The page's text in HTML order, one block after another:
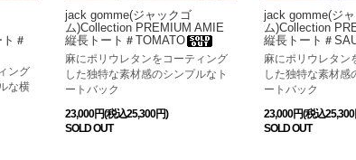
＃
ング
な横
jack gomme(ジャックゴ
ム)Collection PREMIUM AMIE
縦長トート＃TOMATO
麻にポリウレタンをコーティング
した独特な素材感のシンプルなト
ートバック
23,000円(税込25,300円)
SOLD OUT
jack gomme(ジ
ム)Collection
縦長トート＃
麻にポリウレタン
した独特な素材感
ートバック
23,000円(税込25,300
SOLD OUT